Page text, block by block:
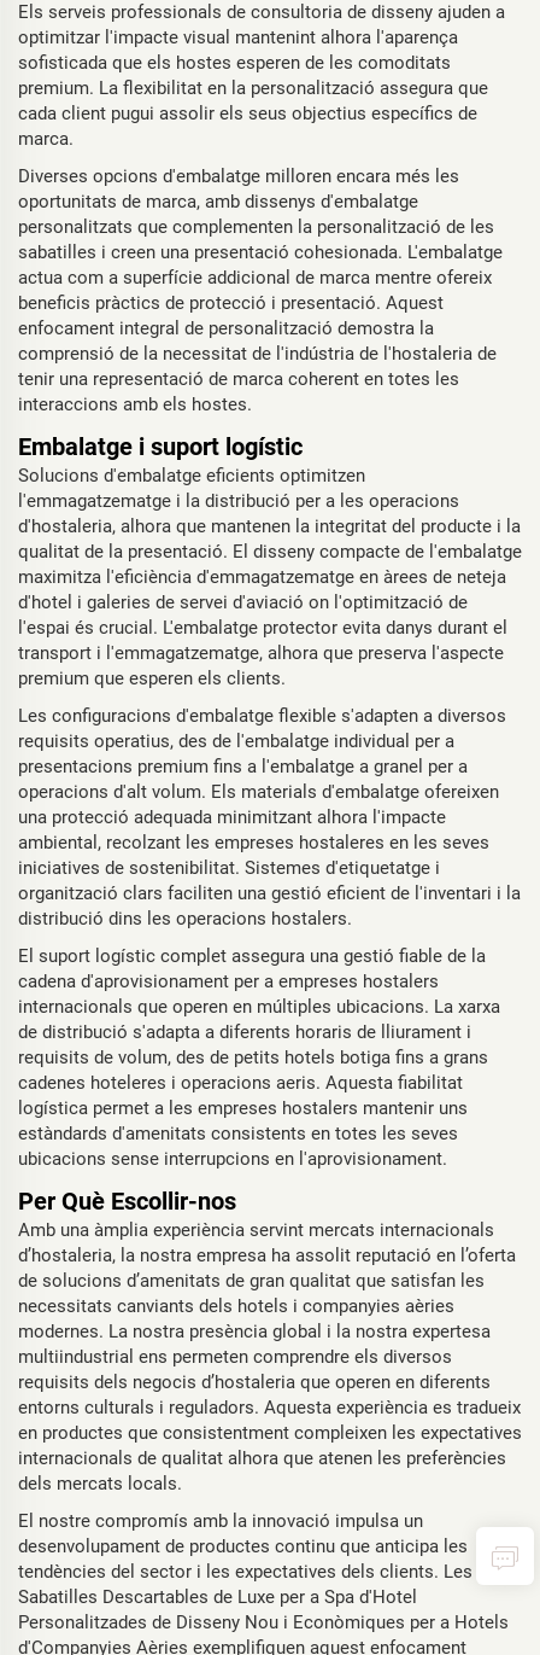
Els serveis professionals de consultoria de disseny ajuden a
optimitzar l'impacte visual mantenint alhora l'aparença
sofisticada que els hostes esperen de les comoditats
premium. La flexibilitat en la personalització assegura que
cada client pugui assolir els seus objectius específics de
marca.
Diverses opcions d'embalatge milloren encara més les
oportunitats de marca, amb dissenys d'embalatge
personalitzats que complementen la personalització de les
sabatilles i creen una presentació cohesionada. L'embalatge
actua com a superfície addicional de marca mentre ofereix
beneficis pràctics de protecció i presentació. Aquest
enfocament integral de personalització demostra la
comprensió de la necessitat de l'indústria de l'hostaleria de
tenir una representació de marca coherent en totes les
interaccions amb els hostes.
Embalatge i suport logístic
Solucions d'embalatge eficients optimitzen
l'emmagatzematge i la distribució per a les operacions
d'hostaleria, alhora que mantenen la integritat del producte i la
qualitat de la presentació. El disseny compacte de l'embalatge
maximitza l'eficiència d'emmagatzematge en àrees de neteja
d'hotel i galeries de servei d'aviació on l'optimització de
l'espai és crucial. L'embalatge protector evita danys durant el
transport i l'emmagatzematge, alhora que preserva l'aspecte
premium que esperen els clients.
Les configuracions d'embalatge flexible s'adapten a diversos
requisits operatius, des de l'embalatge individual per a
presentacions premium fins a l'embalatge a granel per a
operacions d'alt volum. Els materials d'embalatge ofereixen
una protecció adequada minimitzant alhora l'impacte
ambiental, recolzant les empreses hostaleres en les seves
iniciatives de sostenibilitat. Sistemes d'etiquetatge i
organització clars faciliten una gestió eficient de l'inventari i la
distribució dins les operacions hostalers.
El suport logístic complet assegura una gestió fiable de la
cadena d'aprovisionament per a empreses hostalers
internacionals que operen en múltiples ubicacions. La xarxa
de distribució s'adapta a diferents horaris de lliurament i
requisits de volum, des de petits hotels botiga fins a grans
cadenes hoteleres i operacions aeris. Aquesta fiabilitat
logística permet a les empreses hostalers mantenir uns
estàndards d'amenitats consistents en totes les seves
ubicacions sense interrupcions en l'aprovisionament.
Per Què Escollir-nos
Amb una àmplia experiència servint mercats internacionals
d’hostaleria, la nostra empresa ha assolit reputació en l’oferta
de solucions d’amenitats de gran qualitat que satisfan les
necessitats canviants dels hotels i companyies aèries
modernes. La nostra presència global i la nostra expertesa
multiindustrial ens permeten comprendre els diversos
requisits dels negocis d’hostaleria que operen en diferents
entorns culturals i reguladors. Aquesta experiència es tradueix
en productes que consistentment compleixen les expectatives
internacionals de qualitat alhora que atenen les preferències
dels mercats locals.
El nostre compromís amb la innovació impulsa un
desenvolupament de productes continu que anticipa les
tendències del sector i les expectatives dels clients. Les
Sabatilles Descartables de Luxe per a Spa d'Hotel
Personalitzades de Disseny Nou i Econòmiques per a Hotels
d'Companyies Aèries exemplifiquen aquest enfocament